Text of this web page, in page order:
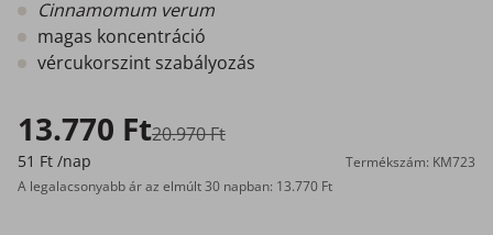
Cinnamomum verum
magas koncentráció
vércukorszint szabályozás
13.770 Ft20.970 Ft
51 Ft /nap
Termékszám: KM723
A legalacsonyabb ár az elmúlt 30 napban: 13.770 Ft